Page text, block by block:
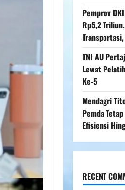
Pemprov
Rp5,2
TNI AU
Lewat
Ke-5
Mendagri
Pemda
Efisiensi
RECENT